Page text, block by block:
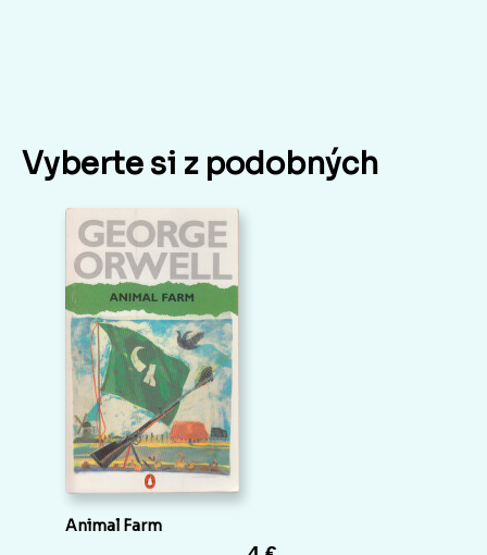
Vyberte si z podobných
Animal Farm